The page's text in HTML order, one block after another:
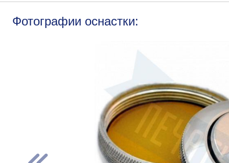
Фотографии оснастки: